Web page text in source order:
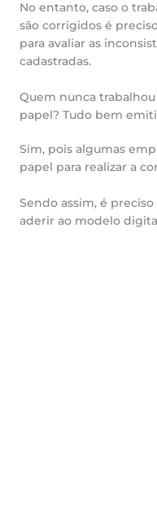
No entanto, caso o
são corrigidos é
para avaliar as
cadastradas.
Quem nunca
papel? Tudo bem
Sim, pois algumas
papel para realizar a
Sendo assim, é
aderir ao modelo